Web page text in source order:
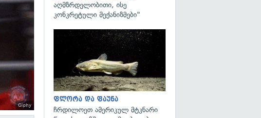
Giphy
აღმზრდელობითი, ისე
კონკრეტული მექანიზმები"
ფლორა და ფაუნა
ჩრდილოეთ ამერიკულ მტკნარი